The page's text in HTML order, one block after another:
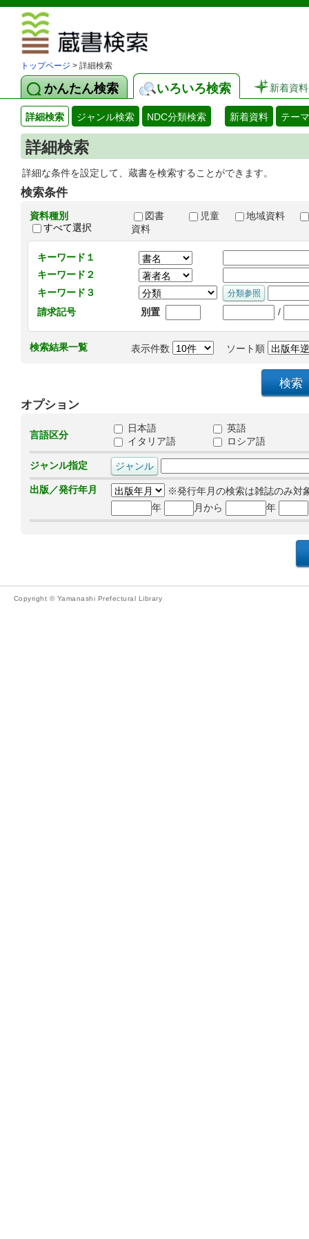
トップページ > 詳細検索
かんたん検索 いろいろ検索 新着資料
詳細検索 ジャンル検索 NDC分類検索 新着資料 テー
詳細検索
詳細な条件を設定して、蔵書を検索することができます。
検索条件
資料種別
すべて選択
図書 児童
地域資料
資料
キーワード１
キーワード２
キーワード３
請求記号
別置 /
検索結果一覧 表示件数 ソート順
オプション
言語区分
日本語
英語
イタリア語
ロシア語
ジャンル指定
出版／発行年月
※発行年月の検索は雑誌のみ対
年
月から 年
Copyright © Yamanashi Prefectural Library